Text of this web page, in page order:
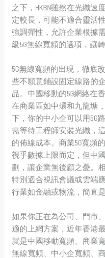
之下，HKBN雖然在光纖
定較長，可能不適合靈活
強調彈性，允許企業根據
級5G無線寬頻的選項，讓
5G無線寬頻的出現，徹底
些不願意鋪設固定線路的
品。中國移動的5G網絡在
在商業區如中環和九龍塘
下，你的中小企可以用5G
需等待工程師安裝光纖，
的佈線成本。商業5G寬頻
視乎數據上限而定，但中
劃，讓企業無後顧之憂。
特別適合視訊會議或雲端
行業如金融或物流，簡直是
如果你正在為公司、門市
適的上網方案，近年香港
就是中國移動寬頻、商業
無線寬頻、中小企寬頻、